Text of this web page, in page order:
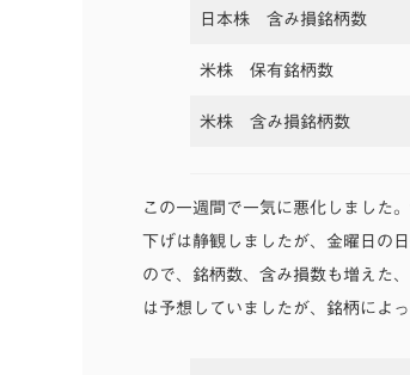
日本株 含み損銘柄数
米株 保有銘柄数
米株 含み損銘柄数
この一週間で一気に悪化しました
下げは静観しましたが、金曜日の
ので、銘柄数、含み損数も増えた
は予想していましたが、銘柄によ